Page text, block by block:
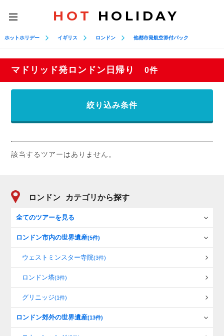
toggle
navigation
HOT HOLIDAY
ホットホリデー イギリス ロンドン 他都市発航空券付パック
マドリッド発ロンドン日帰り 0件
絞り込み条件
該当するツアーはありません。
ロンドン カテゴリから探す
全てのツアーを見る
ロンドン市内の世界遺産(5件)
ウェストミンスター寺院(3件)
ロンドン塔(3件)
グリニッジ(1件)
ロンドン郊外の世界遺産(13件)